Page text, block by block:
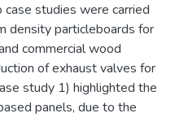
studies were carried
density particleboards for
commercial wood
of exhaust valves for
study 1) highlighted the
panels, due to the